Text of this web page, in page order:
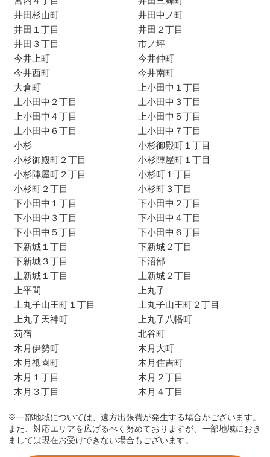
井田杉山町
井田中ノ町
井田１丁目
井田２丁目
井田３丁目
市ノ坪
今井上町
今井仲町
今井西町
今井南町
大倉町
上小田中１丁目
上小田中２丁目
上小田中３丁目
上小田中４丁目
上小田中５丁目
上小田中６丁目
上小田中７丁目
小杉
小杉御殿町１丁目
小杉御殿町２丁目
小杉陣屋町１丁目
小杉陣屋町２丁目
小杉町１丁目
小杉町２丁目
小杉町３丁目
下小田中１丁目
下小田中２丁目
下小田中３丁目
下小田中４丁目
下小田中５丁目
下小田中６丁目
下新城１丁目
下新城２丁目
下新城３丁目
下沼部
上新城１丁目
上新城２丁目
上平間
上丸子
上丸子山王町１丁目
上丸子山王町２丁目
上丸子天神町
上丸子八幡町
苅宿
北谷町
木月伊勢町
木月大町
木月祗園町
木月住吉町
木月１丁目
木月２丁目
木月３丁目
木月４丁目
※一部地域については、遠方出張費が発生する場合がございます。
また、対応エリアを広げるべく努めておりますが、一部地域におき
ましては現在お受けできない場合もございます。